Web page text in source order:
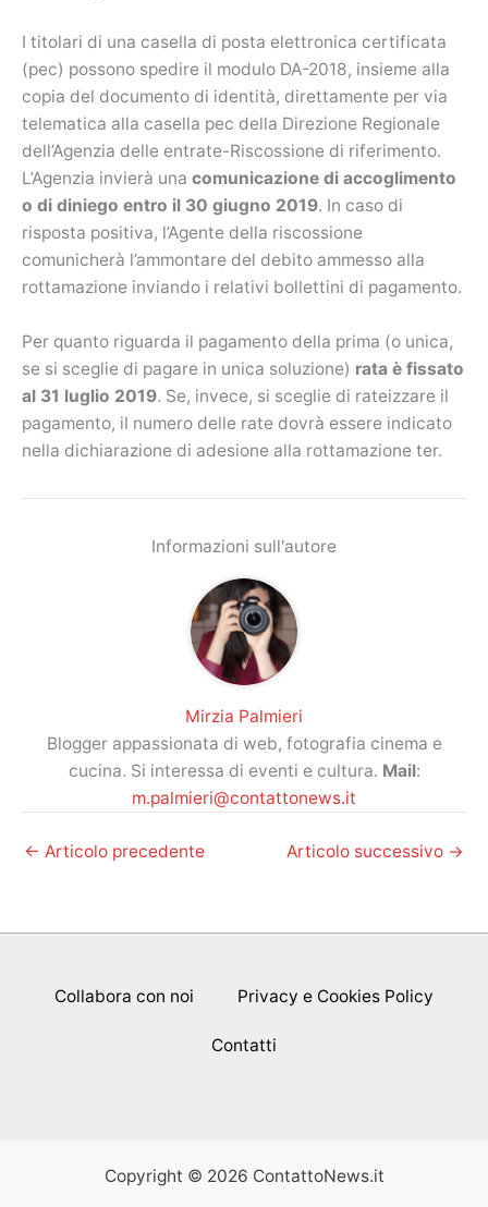
I titolari di una casella di posta elettronica certificata
(pec) possono spedire il modulo DA-2018, insieme alla
copia del documento di identità, direttamente per via
telematica alla casella pec della Direzione Regionale
dell’Agenzia delle entrate-Riscossione di riferimento.
L’Agenzia invierà una comunicazione di accoglimento
o di diniego entro il 30 giugno 2019. In caso di
risposta positiva, l’Agente della riscossione
comunicherà l’ammontare del debito ammesso alla
rottamazione inviando i relativi bollettini di pagamento.
Per quanto riguarda il pagamento della prima (o unica,
se si sceglie di pagare in unica soluzione) rata è fissato
al 31 luglio 2019. Se, invece, si sceglie di rateizzare il
pagamento, il numero delle rate dovrà essere indicato
nella dichiarazione di adesione alla rottamazione ter.
Informazioni sull'autore
Mirzia Palmieri
Blogger appassionata di web, fotografia cinema e
cucina. Si interessa di eventi e cultura. Mail:
m.palmieri@contattonews.it
← Articolo precedente Articolo successivo →
Collabora con noi Privacy e Cookies Policy
Contatti
Copyright © 2026 ContattoNews.it